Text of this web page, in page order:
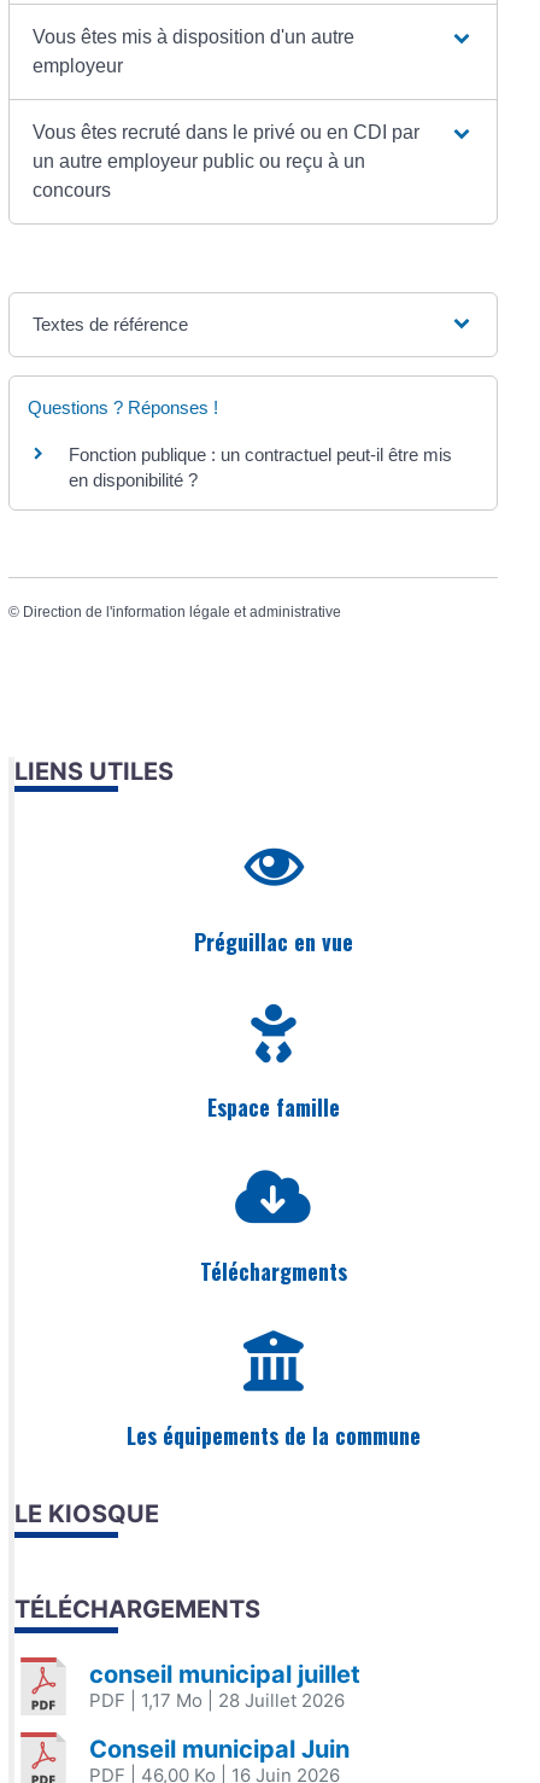
Vous êtes mis à disposition d'un autre
employeur
Vous êtes recruté dans le privé ou en CDI par
un autre employeur public ou reçu à un
concours
Textes de référence
Questions ? Réponses !
Fonction publique : un contractuel peut-il être mis
en disponibilité ?
© Direction de l'information légale et administrative
LIENS UTILES
Préguillac en vue
Espace famille
Téléchargments
Les équipements de la commune
LE KIOSQUE
TÉLÉCHARGEMENTS
conseil municipal juillet
PDF | 1,17 Mo | 28 Juillet 2026
Conseil municipal Juin
PDF | 46,00 Ko | 16 Juin 2026